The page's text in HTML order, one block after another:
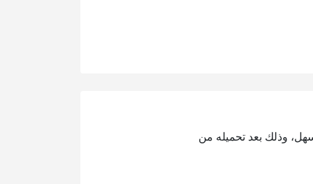
سهل، وذلك بعد تحميله من